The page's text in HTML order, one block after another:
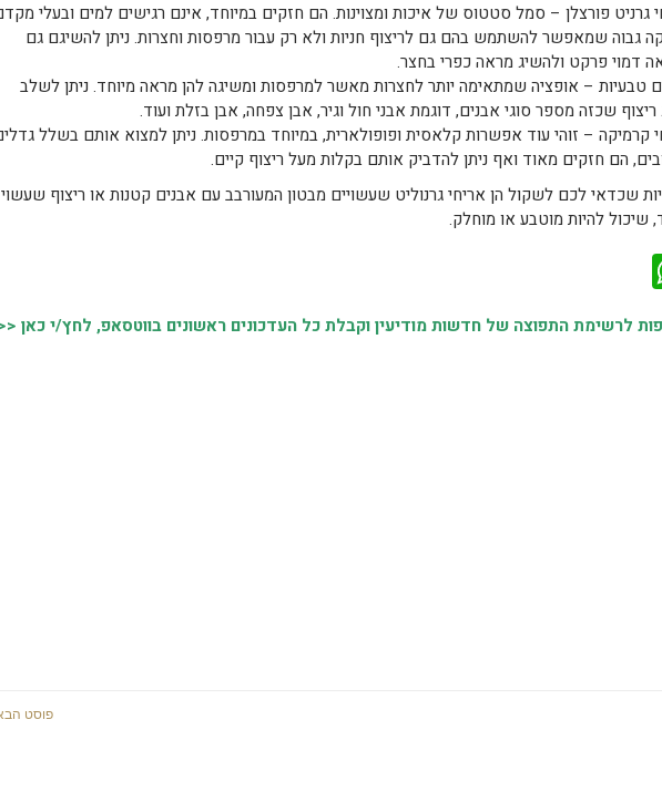
גרניט פורצלן – סמל סטטוס של איכות ומצוינות. הם חזקים במיוחד, אינם רגישים למים ובעלי
גבוה שמאפשר להשתמש בהם גם לריצוף חניות ולא רק עבור מרפסות וחצרות. ניתן להשיגם גם
דמוי פרקט ולהשיג מראה כפרי בחצר.
טבעיות – אופציה שמתאימה יותר לחצרות מאשר למרפסות ומשיגה להן מראה מיוחד. ניתן לשלב
ריצוף שכזה מספר סוגי אבנים, דוגמת אבני חול וגיר, אבן צפחה, אבן בזלת ועוד.
קרמיקה – זוהי עוד אפשרות קלאסית ופופולארית, במיוחד במרפסות. ניתן למצוא אותם בשלל
הם חזקים מאוד ואף ניתן להדביק אותם בקלות מעל ריצוף קיים.
שכדאי לכם לשקול הן אריחי גרנוליט שעשויים מבטון המעורבב עם אבנים קטנות או ריצוף שעשוי
שיכול להיות מוטבע או מוחלק.
לרשימת התפוצה של חדשות מודיעין וקבלת כל העדכונים ראשונים בווטסאפ, לחץ/י כאן
פוסט